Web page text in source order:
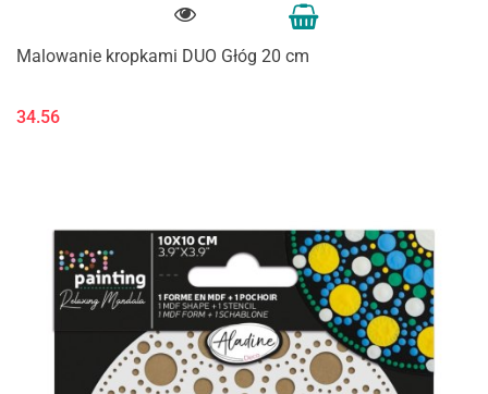
Malowanie kropkami DUO Głóg 20 cm
34.56